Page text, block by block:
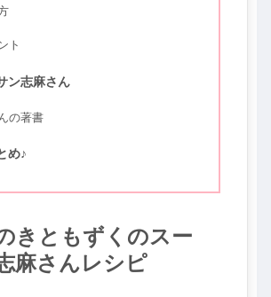
ト
ン志麻さん
の著書
め♪
きともずくのスー
麻さんレシピ